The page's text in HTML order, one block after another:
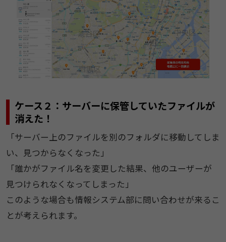
ケース２：サーバーに保管していたファイルが
消えた！
「サーバー上のファイルを別のフォルダに移動してしま
い、見つからなくなった」
「誰かがファイル名を変更した結果、他のユーザーが
見つけられなくなってしまった」
このような場合も情報システム部に問い合わせが来るこ
とが考えられます。